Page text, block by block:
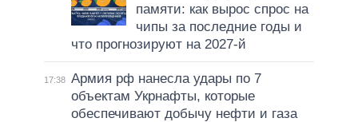
памяти: как вырос спрос на
чипы за последние годы и
что прогнозируют на 2027-й
17:38 Армия рф нанесла удары по 7
объектам Укрнафты, которые
обеспечивают добычу нефти и газа